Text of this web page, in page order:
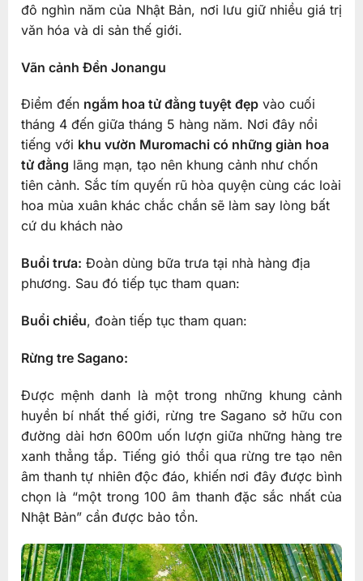
đô nghìn năm của Nhật Bản, nơi lưu giữ nhiều giá trị
văn hóa và di sản thế giới.
Vãn cảnh Đền Jonangu
Điểm đến ngắm hoa tử đằng tuyệt đẹpvào cuối
tháng 4 đến giữa tháng 5 hàng năm. Nơi đây nổi
tiếng với khu vườn Muromachi có những giàn hoa
tử đằng lãng mạn, tạo nên khung cảnh như chốn
tiên cảnh. Sắc tím quyến rũ hòa quyện cùng các loài
hoa mùa xuân khác chắc chắn sẽ làm say lòng bất
cứ du khách nào
Buổi trưa: Đoàn dùng bữa trưa tại nhà hàng địa
phương. Sau đó tiếp tục tham quan:
Buổi chiều, đoàn tiếp tục tham quan:
Rừng tre Sagano:
Được mệnh danh là một trong những khung cảnh
huyền bí nhất thế giới, rừng tre Sagano sở hữu con
đường dài hơn 600m uốn lượn giữa những hàng tre
xanh thẳng tắp. Tiếng gió thổi qua rừng tre tạo nên
âm thanh tự nhiên độc đáo, khiến nơi đây được bình
chọn là “một trong 100 âm thanh đặc sắc nhất của
Nhật Bản” cần được bảo tồn.